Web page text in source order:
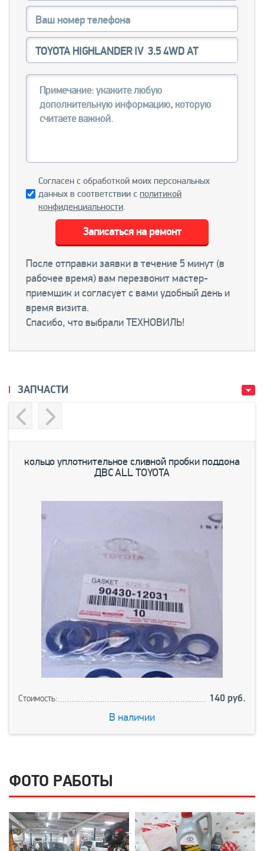
Согласен с обработкой моих персональных
данных в соответствии с политикой
конфиденциальности.
После отправки заявки в течение 5 минут (в
рабочее время) вам перезвонит мастер-
приемщик и согласует с вами удобный день и
время визита.
Спасибо, что выбрали ТЕХНОВИЛЬ!
Записаться на ремонт
ЗАПЧАСТИ
кольцо уплотнительное сливной пробки поддона
ДВС ALL TOYOTA
Стоимость:
140 руб.
В наличии
ФОТО РАБОТЫ